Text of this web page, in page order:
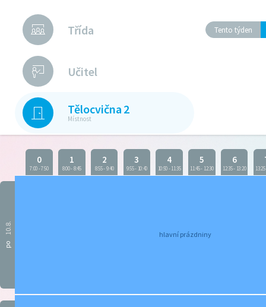
Třída
Učitel
Tělocvična 2
Místnost
Tento týden
0
7:00-7:50
1
8:00-8:45
2
8:55-9:40
3
9:55- 10:40
4
10:50-11:35
5
11:45- 12:30
6
12:35- 13:20 13:25
po
10.8. hlavní prázdniny